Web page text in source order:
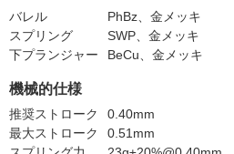
バレル
PhBz、金メッキ
スプリング
SWP、金メッキ
下プランジャー
BeCu、金メッキ
機械的仕様
推奨ストローク
0.40mm
最大ストローク
0.51mm